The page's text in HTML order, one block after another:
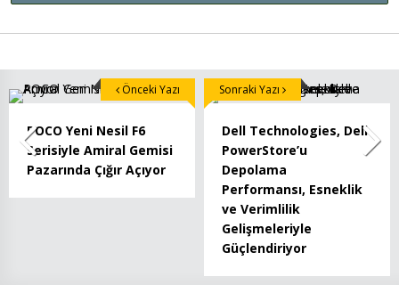
POCO Yeni Nesil F6
Serisiyle Amiral Gemisi
Pazarında Çığır Açıyor
Önceki Yazı
Dell Technologies, Dell
PowerStore’u
Depolama
Performansı, Esneklik
ve Verimlilik
Gelişmeleriyle
Güçlendiriyor
Sonraki Yazı